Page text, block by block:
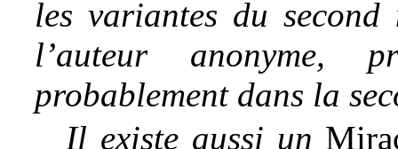
les variantes du
l’auteur anonyme,
probablement dans la
Il existe aussi un